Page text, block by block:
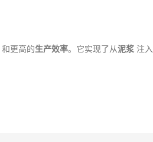
和更高的生产效率。它实现了从泥浆 注